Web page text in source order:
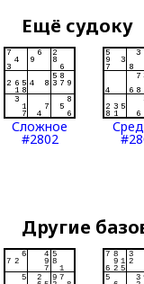
Ещё судоку
Сложное
#2802
Другие